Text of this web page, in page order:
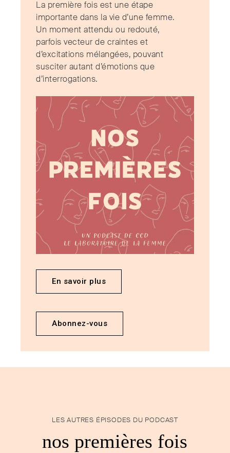
La première fois est une étape
importante dans la vie d’une femme.
Un moment attendu ou redouté,
parfois vecteur de craintes et
d’excitations mélangées, pouvant
susciter autant d’émotions que
d’interrogations.
En savoir plus
Abonnez-vous
LES AUTRES ÉPISODES DU PODCAST
nos premières fois